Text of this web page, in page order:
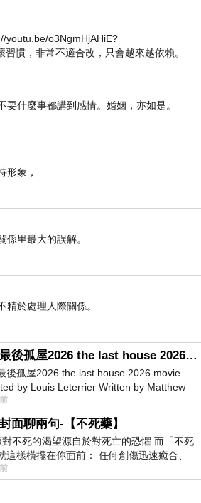
youtu.be/o3NgmHjAHiE?
慣，非常不適合改，只會越來越依賴。
要什麼事都講到感情。婚姻，亦如是。
形象，
係里最大的誤解。
精於處理人際關係。
電影最後孤屋2026 the last house 2026 movie
後孤屋2026 the last house 2026 movie
by Louis Leterrier Written by Matthew
Starring Greta Lee Wa
面聊兩句-【不死藥】
對不死的渴望源自於對死亡的恐懼 而「不死
這樣橫擺在你面前： 任何創傷迅速癒合、
老、痛覺消失…堪